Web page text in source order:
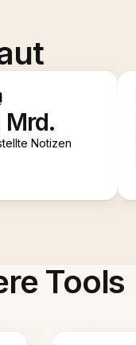
Mrd.
Notizen
Tools